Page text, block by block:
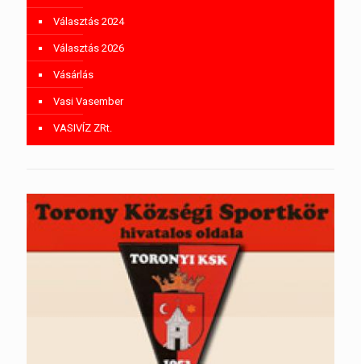
Választás 2024
Választás 2026
Vásárlás
Vasi Vasember
VASIVÍZ ZRt.